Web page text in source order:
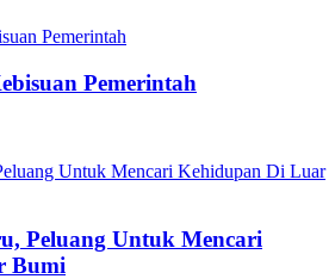
Pemerintah
Peluang Untuk Mencari
Bumi